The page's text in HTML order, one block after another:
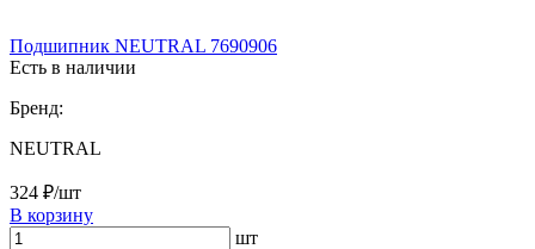
Подшипник NEUTRAL 7690906
Есть в наличии
Бренд:
NEUTRAL
324 ₽/шт
В корзину
шт